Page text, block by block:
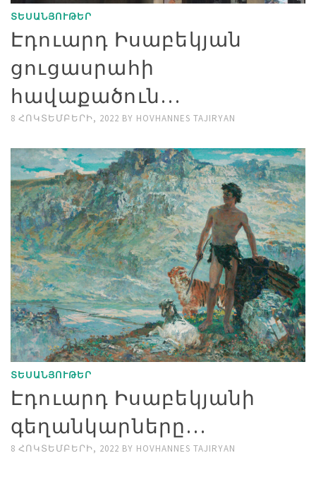
ՏԵՍԱՆՅՈՒԹԵՐ
Էդուարդ Իսաբեկյան
ցուցասրահի
հավաքածուն…
8 ՀՈԿՏԵՄԲԵՐԻ, 2022 BY HOVHANNES TAJIRYAN
ՏԵՍԱՆՅՈՒԹԵՐ
Էդուարդ Իսաբեկյանի
գեղանկարները…
8 ՀՈԿՏԵՄԲԵՐԻ, 2022 BY HOVHANNES TAJIRYAN